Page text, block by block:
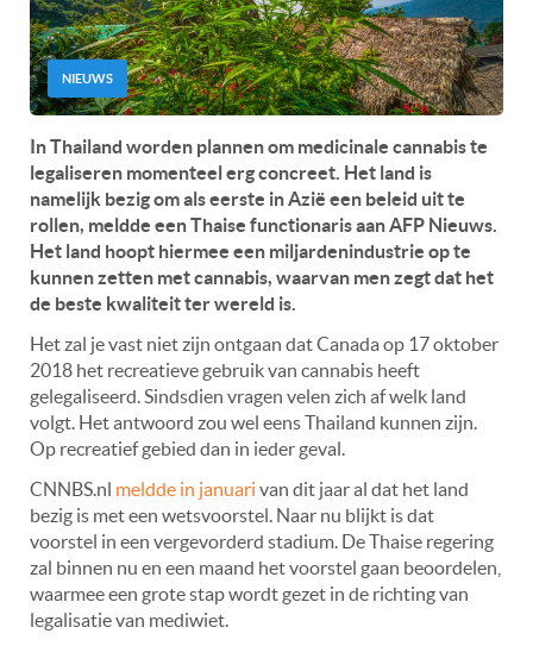
NIEUWS
In Thailand worden plannen om medicinale cannabis te
legaliseren momenteel erg concreet. Het land is
namelijk bezig om als eerste in Azië een beleid uit te
rollen, meldde een Thaise functionaris aan AFP Nieuws.
Het land hoopt hiermee een miljardenindustrie op te
kunnen zetten met cannabis, waarvan men zegt dat het
de beste kwaliteit ter wereld is.
Het zal je vast niet zijn ontgaan dat Canada op 17 oktober
2018 het recreatieve gebruik van cannabis heeft
gelegaliseerd. Sindsdien vragen velen zich af welk land
volgt. Het antwoord zou wel eens Thailand kunnen zijn.
Op recreatief gebied dan in ieder geval.
CNNBS.nl meldde in januari van dit jaar al dat het land
bezig is met een wetsvoorstel. Naar nu blijkt is dat
voorstel in een vergevorderd stadium. De Thaise regering
zal binnen nu en een maand het voorstel gaan beoordelen,
waarmee een grote stap wordt gezet in de richting van
legalisatie van mediwiet.